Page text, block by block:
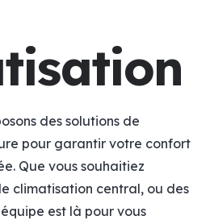
des solutions de
pour garantir votre confort
Que vous souhaitiez
climatisation central, ou des
est là pour vous